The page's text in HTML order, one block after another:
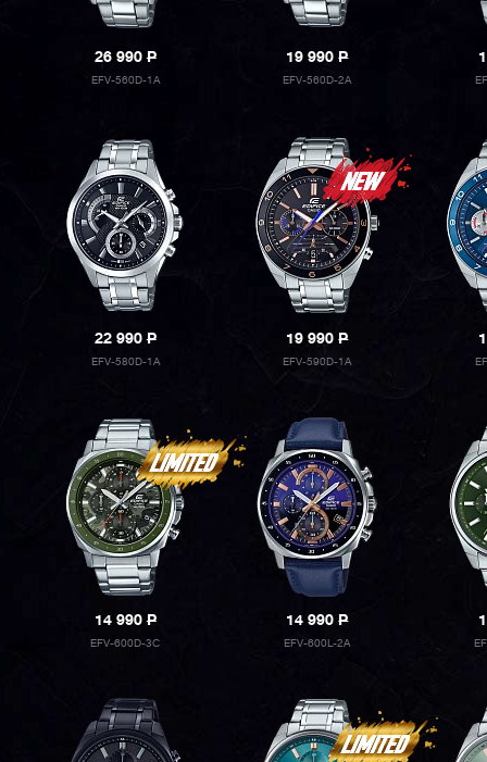
26 990P
EFV-560D-1A
19 990P
EFV-560D-2A
22 990P
EFV-580D-1A
19 990P
EFV-590D-1A
14 990P
EFV-600D-3C
14 990P
EFV-600L-2A